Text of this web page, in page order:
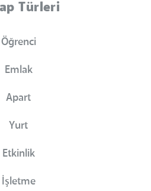
Türleri
Öğrenci
Emlak
Apart
Yurt
Etkinlik
İşletme